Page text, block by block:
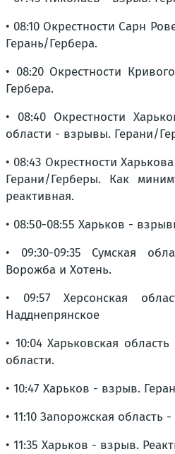
• 08:10 Окрестности Сарн
Герань/Гербера.
• 08:20 Окрестности
Гербера.
• 08:40 Окрестности
области - взрывы. Герани/
• 08:43 Окрестности
Герани/Герберы. Как
реактивная.
• 08:50-08:55 Харьков -
• 09:30-09:35 Сумская
Ворожба и Хотень.
• 09:57 Херсонская
Надднепрянское
• 10:04 Харьковская
области.
• 10:47 Харьков - взрыв.
• 11:10 Запорожская
• 11:35 Харьков - взрыв.